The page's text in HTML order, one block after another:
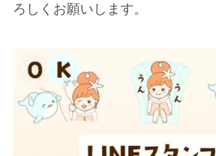
ろしくお願いします。